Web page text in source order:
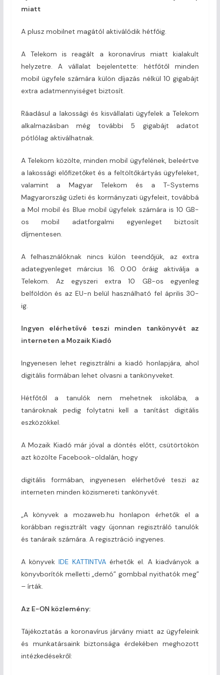
miatt
A plusz mobilnet magától aktiválódik hétfőig.
A Telekom is reagált a koronavírus miatt kialakult
helyzetre. A vállalat bejelentette: hétfőtől minden
mobil ügyfele számára külön díjazás nélkül 10 gigabájt
extra adatmennyiséget biztosít.
Ráadásul a lakossági és kisvállalati ügyfelek a Telekom
alkalmazásban még további 5 gigabájt adatot
pótlólag aktiválhatnak.
A Telekom közölte, minden mobil ügyfelének, beleértve
a lakossági előfizetőket és a feltöltőkártyás ügyfeleket,
valamint a Magyar Telekom és a T-Systems
Magyarország üzleti és kormányzati ügyfeleit, továbbá
a Mol mobil és Blue mobil ügyfelek számára is 10 GB-
os mobil adatforgalmi egyenleget biztosít
díjmentesen.
A felhasználóknak nincs külön teendőjük, az extra
adategyenleget március 16. 0:00 óráig aktiválja a
Telekom. Az egyszeri extra 10 GB-os egyenleg
belföldön és az EU-n belül használható fel április 30-
ig.
Ingyen elérhetővé teszi minden tankönyvét az
interneten a Mozaik Kiadó
Ingyenesen lehet regisztrálni a kiadó honlapjára, ahol
digitális formában lehet olvasni a tankönyveket.
Hétfőtől a tanulók nem mehetnek iskolába, a
tanároknak pedig folytatni kell a tanítást digitális
eszközökkel.
A Mozaik Kiadó már jóval a döntés előtt, csütörtökön
azt közölte Facebook-oldalán, hogy
digitális formában, ingyenesen elérhetővé teszi az
interneten minden közismereti tankönyvét.
„A könyvek a mozaweb.hu honlapon érhetők el a
korábban regisztrált vagy újonnan regisztráló tanulók
és tanáraik számára. A regisztráció ingyenes.
A könyvek IDE KATTINTVA érhetők el. A kiadványok a
könyvborítók melletti „demó” gombbal nyithatók meg”
– írták.
Az E-ON közlemény:
Tájékoztatás a koronavírus járvány miatt az ügyfeleink
és munkatársaink biztonsága érdekében meghozott
intézkedésekről: